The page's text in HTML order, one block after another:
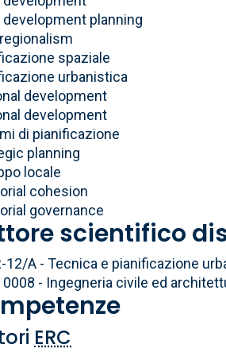
development planning
spaziale
urbanistica
development
development
di pianificazione
planning
locale
cohesion
governance
scientifico
12/A - Tecnica e pianificazione
0008 - Ingegneria civile ed
ERC